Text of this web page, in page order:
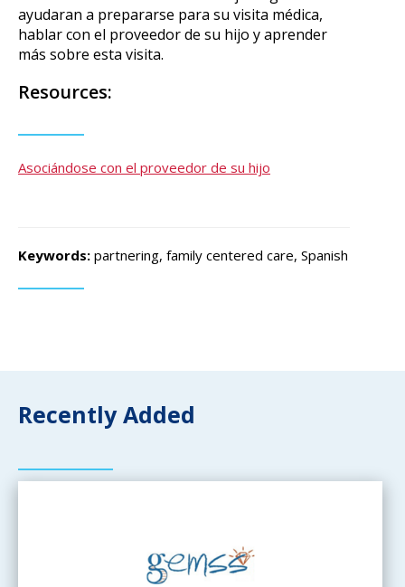
ayudaran a prepararse para su visita médica,
hablar con el proveedor de su hijo y aprender
más sobre esta visita.
Resources:
Asociándose con el proveedor de su hijo
Keywords: partnering, family centered care, Spanish
Recently Added